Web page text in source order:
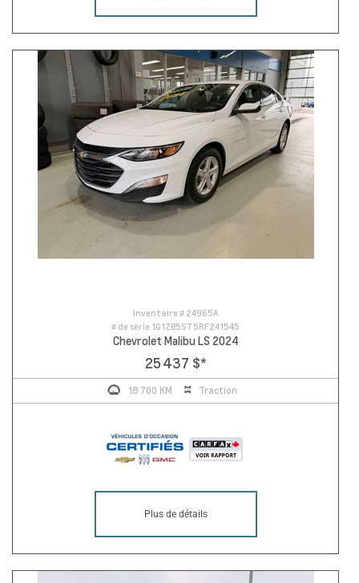
Inventaire # 24965A
# de série 1G1ZB5ST5RF241545
Chevrolet Malibu LS 2024
25 437 $*
18 700 KM Traction
Plus de détails